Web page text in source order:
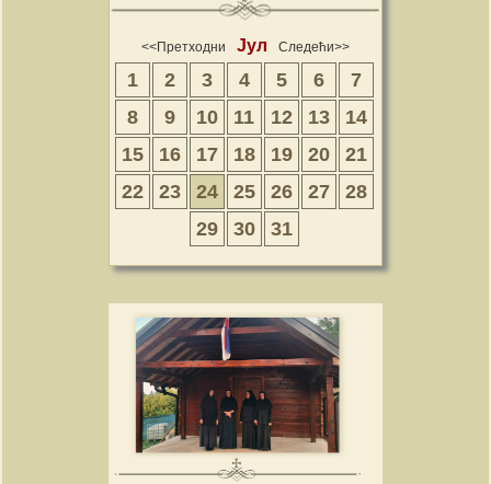
<<Претходни Јул Следећи>>
1 2 3 4 5 6
7
8
9 10 11 12 13
14
15
16 17 18 19 20
21
22
23 24 25 26 27
28
29
30 31